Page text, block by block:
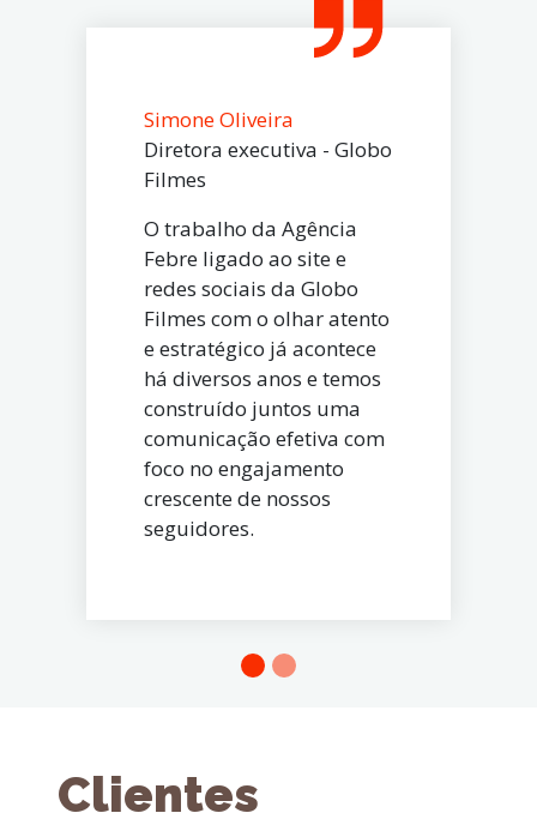
Simone Oliveira
Diretora executiva - Globo
Filmes
O trabalho da Agência
Febre ligado ao site e
redes sociais da Globo
Filmes com o olhar atento
e estratégico já acontece
há diversos anos e temos
construído juntos uma
comunicação efetiva com
foco no engajamento
crescente de nossos
seguidores.
Clientes